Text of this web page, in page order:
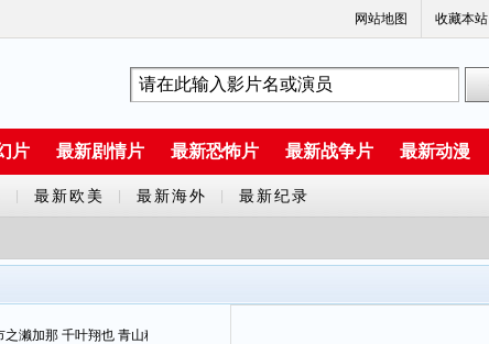
收藏本站
网站地图
片 最新剧情片 最新恐怖片 最新战争片 最新动漫
最新欧美 最新海外 最新纪录
濑加那 千叶翔也 青山穰 石黑史刚 吉川幸宏 前川凉子 奈波果林 义村优